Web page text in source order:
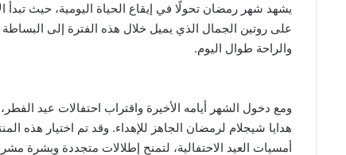
يشهد شهر رمضان تحولًا في إيقاع الحياة اليومية، حيث
على روتين الجمال الذي يميل خلال هذه الفترة إلى البساطة
والراحة طوال اليوم.
ومع دخول الشهر أيامه الأخيرة واقتراب احتفالات عيد
هدايا شيجلام لرمضان الجاهز للإهداء. وقد تم اختيار هذه
أمسيات العيد الاحتفالية، لتمنح إطلالات متجددة وبشرة